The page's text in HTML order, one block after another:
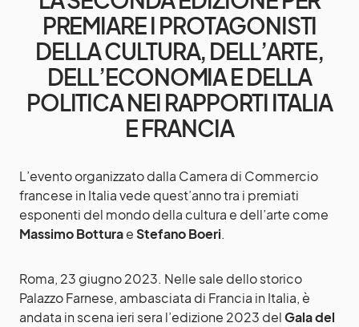
PREMIARE I PROTAGONISTI
DELLA CULTURA, DELL’ARTE,
DELL’ECONOMIA E DELLA
POLITICA NEI RAPPORTI ITALIA
E FRANCIA
L’evento organizzato dalla Camera di Commercio
francese in Italia vede quest’anno tra i premiati
esponenti del mondo della cultura e dell’arte come
Massimo BotturaeStefano Boeri.
Roma, 23 giugno 2023. Nelle sale dello storico
Palazzo Farnese, ambasciata di Francia in Italia, è
andata in scena ieri sera l’edizione 2023 delGala del